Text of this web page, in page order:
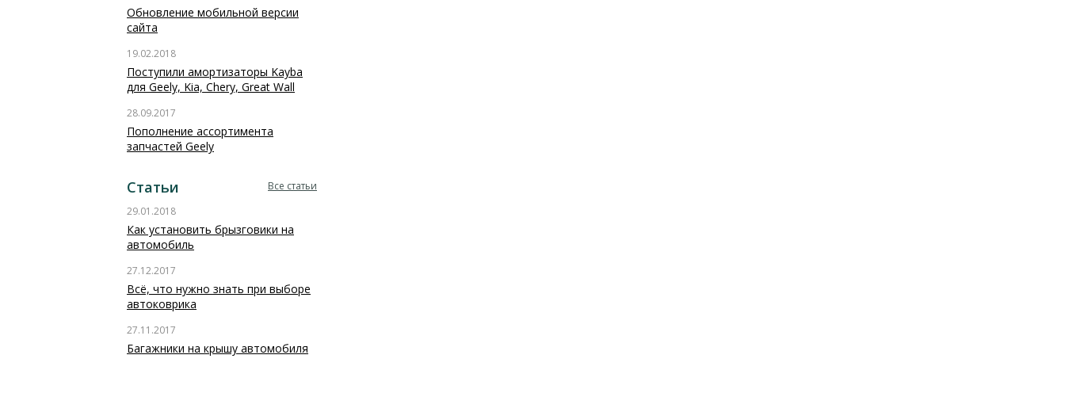
Обновление мобильной версии
сайта
19.02.2018
Поступили амортизаторы Kayba
для Geely, Kia, Chery, Great Wall
28.09.2017
Пополнение ассортимента
запчастей Geely
Статьи
Все статьи
29.01.2018
Как установить брызговики на
автомобиль
27.12.2017
Всё, что нужно знать при выборе
автоковрика
27.11.2017
Багажники на крышу автомобиля